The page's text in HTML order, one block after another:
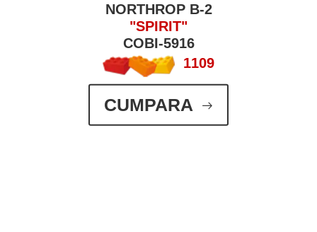
NORTHROP B-2
"SPIRIT"
COBI-5916
1109
CUMPARA